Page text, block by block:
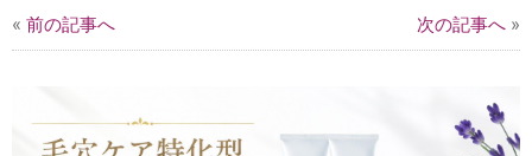
« 前の記事へ 次の記事へ »